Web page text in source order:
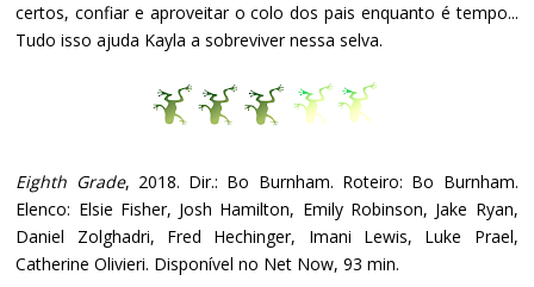
certos, confiar e aproveitar o colo dos pais enquanto é tempo...
Tudo isso ajuda Kayla a sobreviver nessa selva.
Eighth Grade, 2018. Dir.: Bo Burnham. Roteiro: Bo Burnham.
Elenco: Elsie Fisher, Josh Hamilton, Emily Robinson, Jake Ryan,
Daniel Zolghadri, Fred Hechinger, Imani Lewis, Luke Prael,
Catherine Olivieri. Disponível no Net Now, 93 min.